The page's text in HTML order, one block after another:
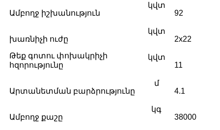
Ամբողջ իշխանություն
կվտ
92
խառնիչի ուժը
կվտ
2x22
Թեք գոտու փոխակրիչի
հզորությունը
կվտ
11
Արտանետման բարձրությունը
մ
4.1
Ամբողջ քաշը
կգ
38000